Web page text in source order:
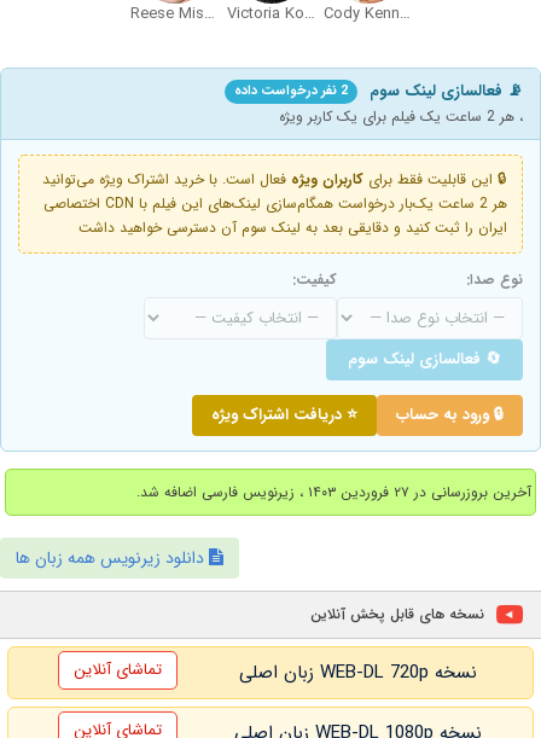
Cody Kennedy
Victoria Konefal
Reese Mishler
📡 فعالسازی لینک سوم 2 نفر درخواست داده
، هر 2 ساعت یک فیلم برای یک کاربر ویژه
🔒 این قابلیت فقط برای کاربران ویژه فعال است. با خرید اشتراک ویژه می‌توانید
هر 2 ساعت یک‌بار درخواست همگام‌سازی لینک‌های این فیلم با CDN اختصاصی
ایران را ثبت کنید و دقایقی بعد به لینک سوم آن دسترسی خواهید داشت
نوع صدا: کیفیت:
🔄 فعالسازی لینک سوم
🔒 ورود به حساب ⭐ دریافت اشتراک ویژه
آخرین بروزرسانی در ۲۷ فروردین ۱۴۰۳ ، زیرنویس فارسی اضافه شد.
دانلود زیرنویس همه زبان ها
نسخه های قابل پخش آنلاین
نسخه WEB-DL 720p زبان اصلی تماشای آنلاین
تماشای آنلاین